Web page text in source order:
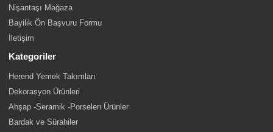
Nişantaşı Mağaza
Bayilik Ön Başvuru Formu
İletişim
Kategoriler
Herend Yemek Takımları
Dekorasyon Ürünleri
Ahşap -Seramik -Porselen Ürünler
Bardak ve Sürahiler